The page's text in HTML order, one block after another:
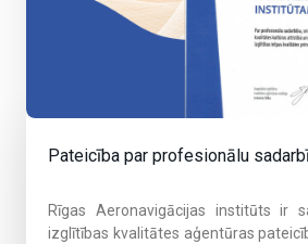
Pateicība par profesionālu
Rīgas Aeronavigācijas institūts ir
izglītības kvalitātes aģentūras